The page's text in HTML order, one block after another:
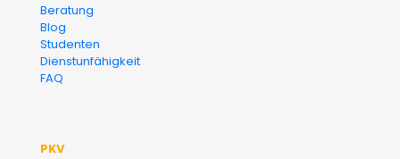
Beratung
Blog
Studenten
Dienstunfähigkeit
FAQ
PKV